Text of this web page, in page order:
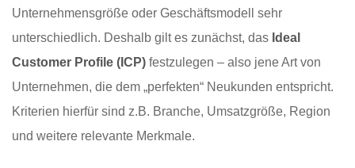
Unternehmensgröße oder Geschäftsmodell sehr
unterschiedlich. Deshalb gilt es zunächst, das Ideal
Customer Profile (ICP) festzulegen – also jene Art von
Unternehmen, die dem „perfekten“ Neukunden entspricht.
Kriterien hierfür sind z.B. Branche, Umsatzgröße, Region
und weitere relevante Merkmale.